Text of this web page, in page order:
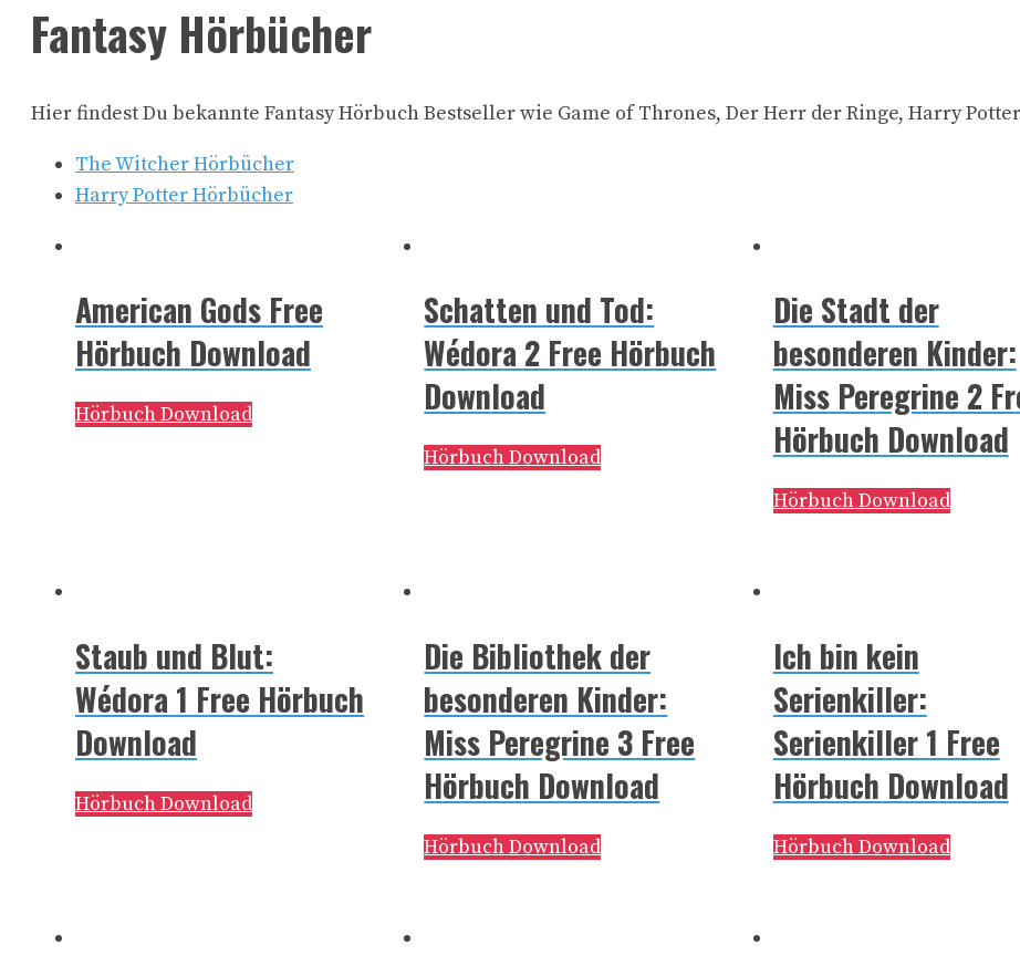
Fantasy Hörbücher
Hier findest Du bekannte Fantasy Hörbuch Bestseller wie Game of Thrones, Der Herr der Ringe, Harry
The Witcher Hörbücher
Harry Potter Hörbücher
American Gods Free
Hörbuch Download
Hörbuch Download
Schatten und Tod:
Wédora 2 Free Hörbuch
Download
Hörbuch Download
Die Stadt der
besonderen Kinder:
Miss Peregrine 2
Hörbuch Download
Hörbuch Download
Staub und Blut:
Wédora 1 Free Hörbuch
Download
Hörbuch Download
Die Bibliothek der
besonderen Kinder:
Miss Peregrine 3 Free
Hörbuch Download
Hörbuch Download
Ich bin kein
Serienkiller:
Serienkiller 1 Free
Hörbuch Download
Hörbuch Download